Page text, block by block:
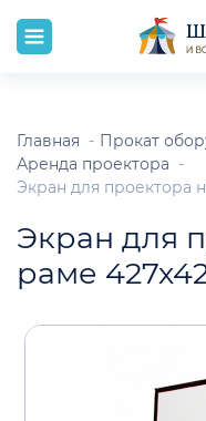
Главная
Прокат
Аренда проектора
Экран для проектора
Экран для
раме